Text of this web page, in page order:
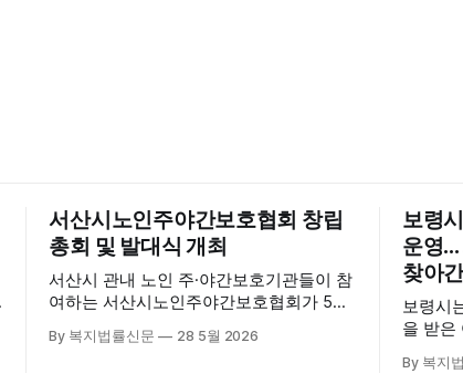
서산시노인주야간보호협회 창립
총회 및 발대식 개최
서산시 관내 노인 주·야간보호기관들이 참
여하는 서산시노인주야간보호협회가 5월
장에서 창립총회 및 발대식을 개최하고 공
By 복지법률신문 28 5월 2026
보령
운영
찾아
보령시
을 받은
는 지난
By 복지